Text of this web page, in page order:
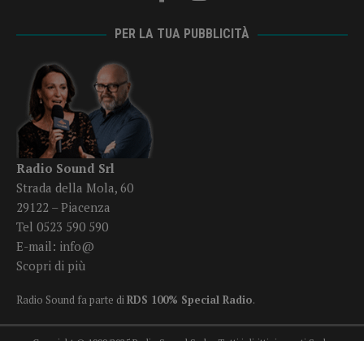
PER LA TUA PUBBLICITÀ
Radio Sound Srl
Strada della Mola, 60
29122 – Piacenza
Tel 0523 590 590
E-mail: info@
Scopri di più
Radio Sound fa parte diRDS 100% Special Radio.